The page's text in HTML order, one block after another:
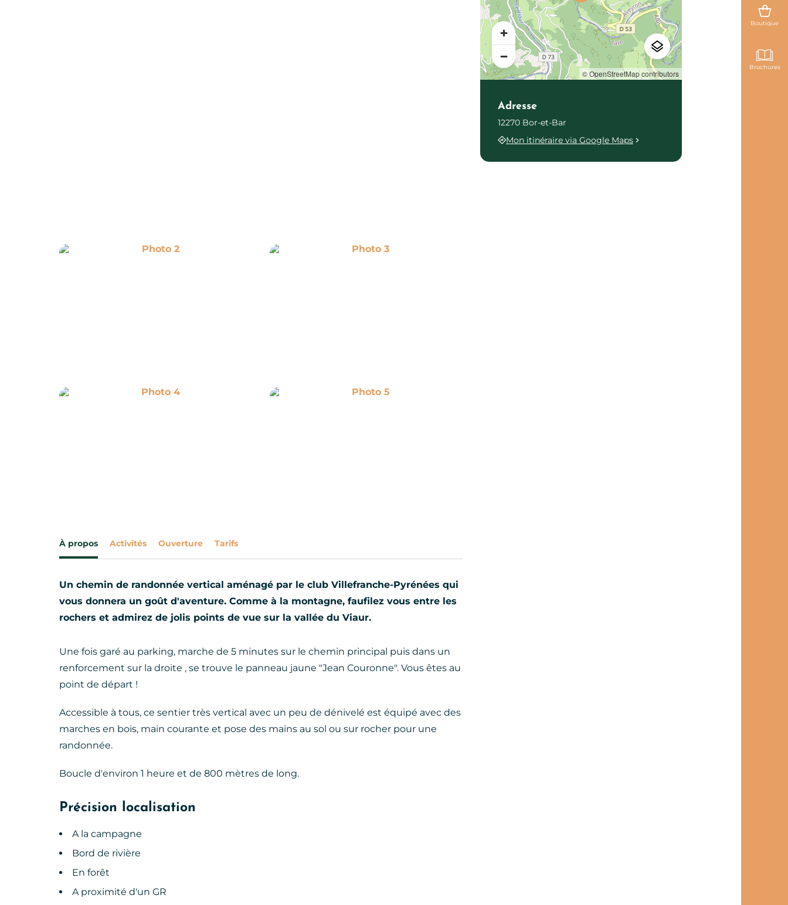
Boutique
Brochures
Photo 2 Photo 3
Photo 4 Photo 5
À propos Activités Ouverture Tarifs
Un chemin de randonnée vertical aménagé par le club Villefranche-Pyrénées qui
vous donnera un goût d'aventure. Comme à la montagne, faufilez vous entre les
rochers et admirez de jolis points de vue sur la vallée du Viaur.
Une fois garé au parking, marche de 5 minutes sur le chemin principal puis dans un
renforcement sur la droite , se trouve le panneau jaune "Jean Couronne". Vous êtes au
point de départ !
Accessible à tous, ce sentier très vertical avec un peu de dénivelé est équipé avec des
marches en bois, main courante et pose des mains au sol ou sur rocher pour une
randonnée.
Boucle d'environ 1 heure et de 800 mètres de long.
Précision localisation
A la campagne
Bord de rivière
En forêt
A proximité d'un GR
© OpenStreetMap contributors
Adresse
12270 Bor-et-Bar
Mon itinéraire via Google Maps